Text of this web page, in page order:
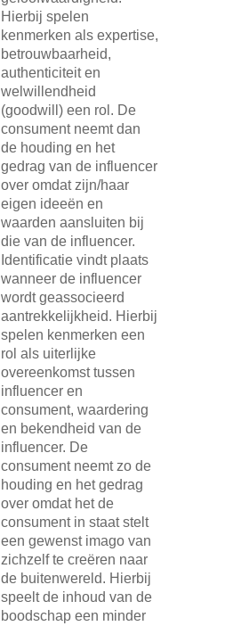
Hierbij spelen
kenmerken als expertise,
betrouwbaarheid,
authenticiteit en
welwillendheid
(goodwill) een rol. De
consument neemt dan
de houding en het
gedrag van de influencer
over omdat zijn/haar
eigen ideeën en
waarden aansluiten bij
die van de influencer.
Identificatie vindt plaats
wanneer de influencer
wordt geassocieerd
aantrekkelijkheid. Hierbij
spelen kenmerken een
rol als uiterlijke
overeenkomst tussen
influencer en
consument, waardering
en bekendheid van de
influencer. De
consument neemt zo de
houding en het gedrag
over omdat het de
consument in staat stelt
een gewenst imago van
zichzelf te creëren naar
de buitenwereld. Hierbij
speelt de inhoud van de
boodschap een minder